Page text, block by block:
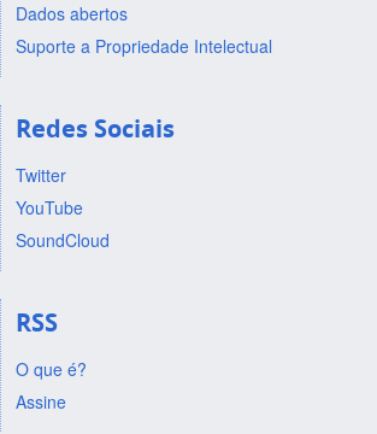
Dados abertos
Suporte a Propriedade Intelectual
Redes Sociais
Twitter
YouTube
SoundCloud
RSS
O que é?
Assine